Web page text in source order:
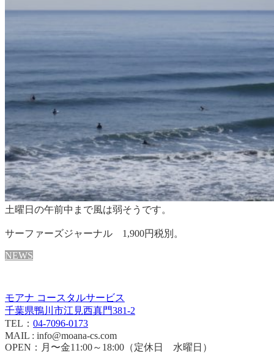
土曜日の午前中まで風は弱そうです。
サーファーズジャーナル 1,900円税別。
NEWS
モアナ コースタルサービス
千葉県鴨川市江見西真門381-2
TEL： 04-7096-0173
MAIL : info@moana-cs.com
OPEN：月〜金11:00～18:00（定休日 水曜日）